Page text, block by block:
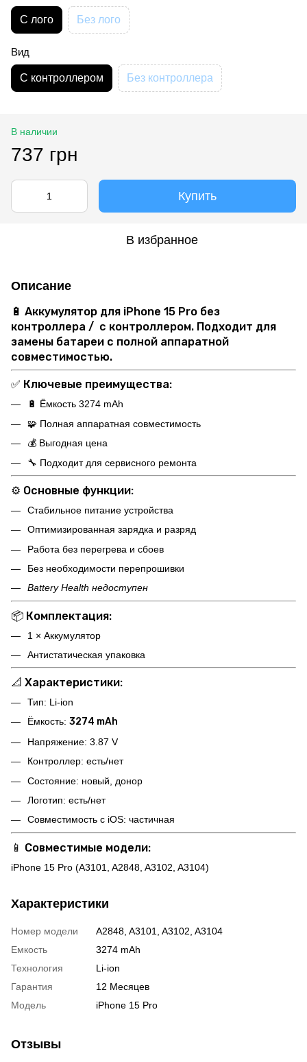
С лого Без лого
Вид
С контроллером Без контроллера
В наличии
737 грн
Купить
В избранное
Описание
🔋 Аккумулятор для iPhone 15 Pro без
контроллера / с контроллером. Подходит для
замены батареи с полной аппаратной
совместимостью.
✅ Ключевые преимущества:
🔋 Ёмкость 3274 mAh
🧩 Полная аппаратная совместимость
💰 Выгодная цена
🔧 Подходит для сервисного ремонта
⚙️ Основные функции:
Стабильное питание устройства
Оптимизированная зарядка и разряд
Работа без перегрева и сбоев
Без необходимости перепрошивки
Battery Health недоступен
📦 Комплектация:
1 × Аккумулятор
Антистатическая упаковка
📐 Характеристики:
Тип: Li-ion
Ёмкость: 3274 mAh
Напряжение: 3.87 V
Контроллер: есть/нет
Состояние: новый, донор
Логотип: есть/нет
Совместимость с iOS: частичная
📱 Совместимые модели:
iPhone 15 Pro (A3101, A2848, A3102, A3104)
Характеристики
Номер модели
A2848, A3101, A3102, A3104
Емкость
3274 mAh
Технология
Li-ion
Гарантия
12 Месяцев
Модель
iPhone 15 Pro
Отзывы